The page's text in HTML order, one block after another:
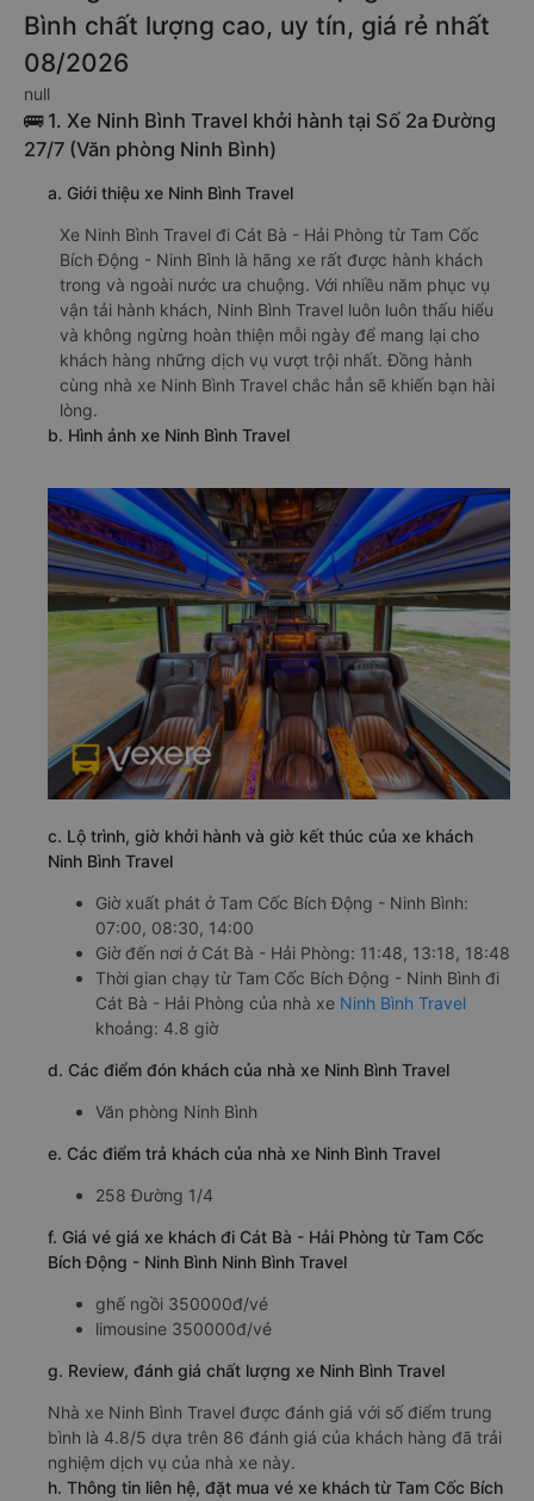
Bình chất lượng cao, uy tín, giá rẻ nhất
08/2026
null
🚌 1. Xe Ninh Bình Travel khởi hành tại Số 2a Đường
27/7 (Văn phòng Ninh Bình)
a. Giới thiệu xe Ninh Bình Travel
Xe Ninh Bình Travel đi Cát Bà - Hải Phòng từ Tam Cốc
Bích Động - Ninh Bình là hãng xe rất được hành khách
trong và ngoài nước ưa chuộng. Với nhiều năm phục vụ
vận tải hành khách, Ninh Bình Travel luôn luôn thấu hiểu
và không ngừng hoàn thiện mỗi ngày để mang lại cho
khách hàng những dịch vụ vượt trội nhất. Đồng hành
cùng nhà xe Ninh Bình Travel chắc hẳn sẽ khiến bạn hài
lòng.
b. Hình ảnh xe Ninh Bình Travel
c. Lộ trình, giờ khởi hành và giờ kết thúc của xe khách
Ninh Bình Travel
Giờ xuất phát ở Tam Cốc Bích Động - Ninh Bình:
07:00, 08:30, 14:00
Giờ đến nơi ở Cát Bà - Hải Phòng: 11:48, 13:18, 18:48
Thời gian chạy từ Tam Cốc Bích Động - Ninh Bình đi
Cát Bà - Hải Phòng của nhà xe Ninh Bình Travel
khoảng: 4.8 giờ
d. Các điểm đón khách của nhà xe Ninh Bình Travel
Văn phòng Ninh Bình
e. Các điểm trả khách của nhà xe Ninh Bình Travel
258 Đường 1/4
f. Giá vé giá xe khách đi Cát Bà - Hải Phòng từ Tam Cốc
Bích Động - Ninh Bình Ninh Bình Travel
ghế ngồi 350000đ/vé
limousine 350000đ/vé
g. Review, đánh giá chất lượng xe Ninh Bình Travel
Nhà xe Ninh Bình Travel được đánh giá với số điểm trung
bình là 4.8/5 dựa trên 86 đánh giá của khách hàng đã trải
nghiệm dịch vụ của nhà xe này.
h. Thông tin liên hệ, đặt mua vé xe khách từ Tam Cốc Bích